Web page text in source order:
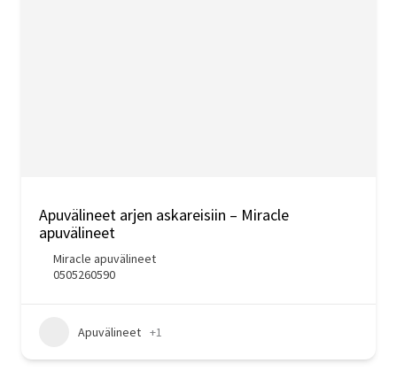
Apuvälineet arjen askareisiin – Miracle
apuvälineet
Miracle apuvälineet
0505260590
Apuvälineet +1